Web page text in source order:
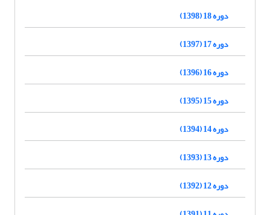
دوره 18 (1398)
دوره 17 (1397)
دوره 16 (1396)
دوره 15 (1395)
دوره 14 (1394)
دوره 13 (1393)
دوره 12 (1392)